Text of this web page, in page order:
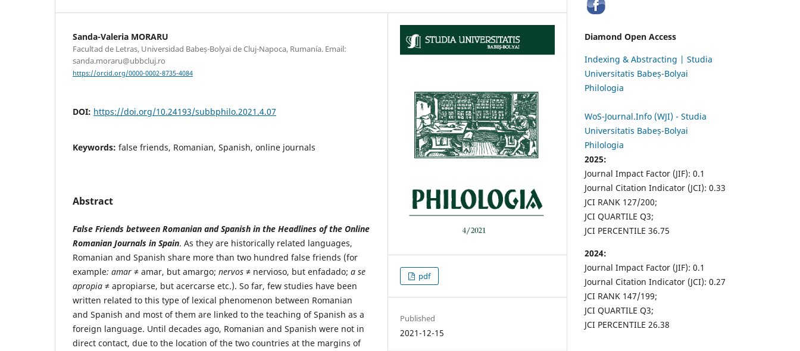
Sanda-Valeria MORARU
Facultad de Letras, Universidad Babeș-Bolyai de Cluj-Napoca, Rumanía. Email:
sanda.moraru@ubbcluj.ro
https://orcid.org/0000-0002-8735-4084
DOI: https://doi.org/10.24193/subbphilo.2021.4.07
Keywords: false friends, Romanian, Spanish, online journals
Abstract
False Friends between Romanian and Spanish in the Headlines of the Online
Romanian Journals in Spain. As they are historically related languages,
Romanian and Spanish share more than two hundred false friends (for
example: amar ≠ amar, but amargo; nervos ≠ nervioso, but enfadado; a se
apropia ≠ apropiarse, but acercarse etc.). So far, few studies have been
written related to this type of lexical phenomenon between Romanian
and Spanish and most of them are linked to the teaching of Spanish as a
foreign language. Until decades ago, Romanian and Spanish were not in
direct contact, due to the location of the two countries at the margins of
pdf
Published
2021-12-15
Diamond Open Access
Indexing & Abstracting | Studia
Universitatis Babeș-Bolyai
Philologia
WoS-Journal.Info (WJI) - Studia
Universitatis Babeș-Bolyai
Philologia
2025:
Journal Impact Factor (JIF): 0.1
Journal Citation Indicator (JCI): 0.33
JCI RANK 127/200;
JCI QUARTILE Q3;
JCI PERCENTILE 36.75
2024:
Journal Impact Factor (JIF): 0.1
Journal Citation Indicator (JCI): 0.27
JCI RANK 147/199;
JCI QUARTILE Q3;
JCI PERCENTILE 26.38